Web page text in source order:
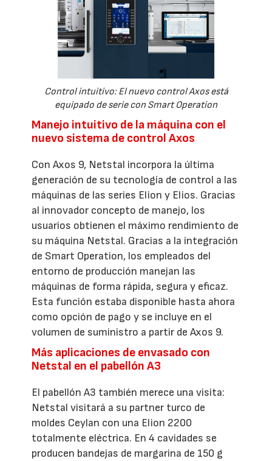
Control intuitivo: El nuevo control Axos está
equipado de serie con Smart Operation
Manejo intuitivo de la máquina con el
nuevo sistema de control Axos
Con Axos 9, Netstal incorpora la última
generación de su tecnología de control a las
máquinas de las series Elion y Elios. Gracias
al innovador concepto de manejo, los
usuarios obtienen el máximo rendimiento de
su máquina Netstal. Gracias a la integración
de Smart Operation, los empleados del
entorno de producción manejan las
máquinas de forma rápida, segura y eficaz.
Esta función estaba disponible hasta ahora
como opción de pago y se incluye en el
volumen de suministro a partir de Axos 9.
Más aplicaciones de envasado con
Netstal en el pabellón A3
El pabellón A3 también merece una visita:
Netstal visitará a su partner turco de
moldes Ceylan con una Elion 2200
totalmente eléctrica. En 4 cavidades se
producen bandejas de margarina de 150 g